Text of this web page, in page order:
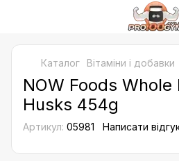
Каталог Bітаміни і добавки
NOW Foods Whole
Husks 454g
Артикул: 05981 Написати